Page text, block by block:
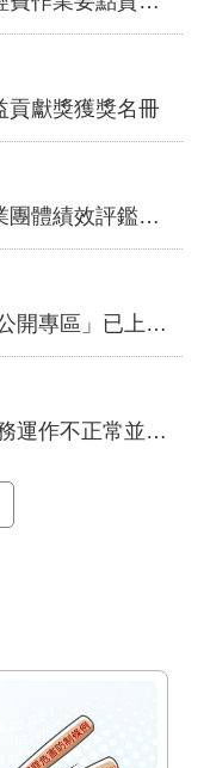
貢獻獎獲獎名冊
體及優良工作人員名冊
多加利用，以落實登錄制度
受解散處分者名單